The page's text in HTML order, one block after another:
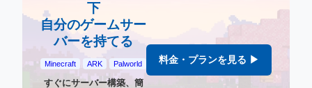
下
自分のゲームサー
バーを持てる
Minecraft ARK Palworld
すぐにサーバー構築、簡
料金・プランを見る ▶